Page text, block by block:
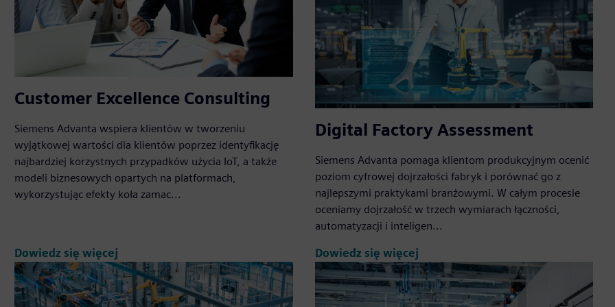
Customer Excellence Consulting
Siemens Advanta wspiera klientów w tworzeniu
wyjątkowej wartości dla klientów poprzez identyfikację
najbardziej korzystnych przypadków użycia IoT, a także
modeli biznesowych opartych na platformach,
wykorzystując efekty koła zamac...
Dowiedz się więcej
Digital Factory Assessment
Siemens Advanta pomaga klientom produkcyjnym ocenić
poziom cyfrowej dojrzałości fabryk i porównać go z
najlepszymi praktykami branżowymi. W całym procesie
oceniamy dojrzałość w trzech wymiarach łączności,
automatyzacji i inteligen...
Dowiedz się więcej